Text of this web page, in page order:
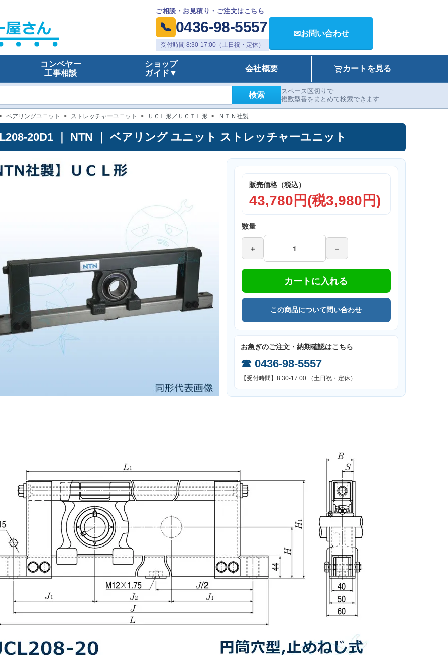
ご相談・お見積り・ご注文はこちら
📞 0436-98-5557
受付時間 8:30-17:00（土日祝・定休）
✉お問い合わせ
コンベヤー
工事相談
ショップ
ガイド▼
会社概要 カートを見る
検索
スペース区切りで
複数型番をまとめて検索できます
ベアリングユニット > ストレッチャーユニット > ＵＣＬ形／ＵＣＴＬ形 > ＮＴＮ社製
20D1 ｜ NTN ｜ ベアリング ユニット ストレッチャーユニット
販売価格（税込）
43,780円(税3,980円)
数量
＋ －
カートに入れる
この商品について問い合わせ
お急ぎのご注文・納期確認はこちら
☎ 0436-98-5557
【受付時間】8:30-17:00 （土日祝・定休）